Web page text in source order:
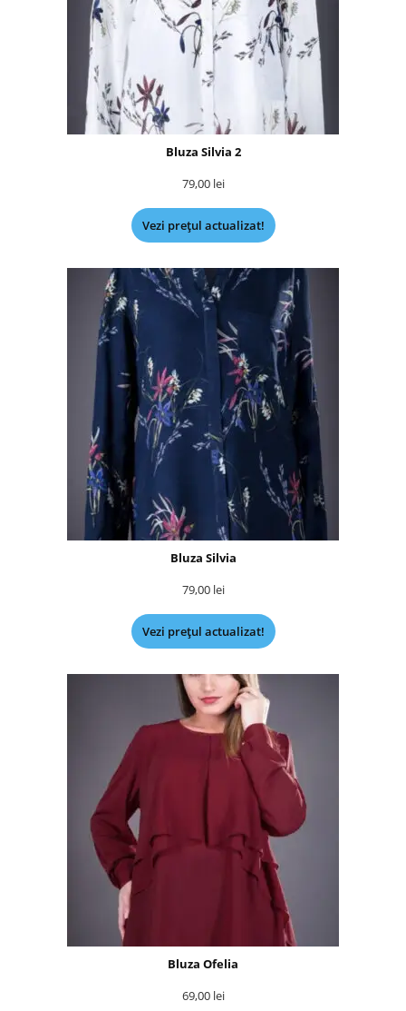
Bluza Silvia 2
79,00 lei
Vezi prețul actualizat!
Bluza Silvia
79,00 lei
Vezi prețul actualizat!
Bluza Ofelia
69,00 lei